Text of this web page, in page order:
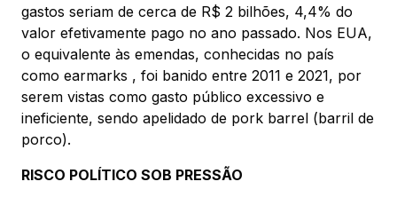
gastos seriam de cerca de R$ 2 bilhões, 4,4% do
valor efetivamente pago no ano passado. Nos EUA,
o equivalente às emendas, conhecidas no país
como earmarks , foi banido entre 2011 e 2021, por
serem vistas como gasto público excessivo e
ineficiente, sendo apelidado de pork barrel (barril de
porco).
RISCO POLÍTICO SOB PRESSÃO